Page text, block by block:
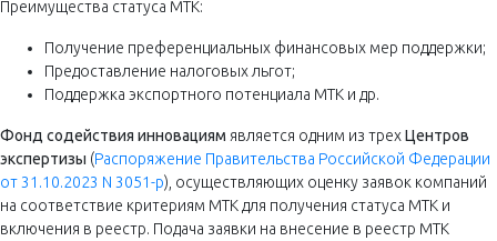
Преимущества статуса МТК:
Получение преференциальных финансовых мер поддержки;
Предоставление налоговых льгот;
Поддержка экспортного потенциала МТК и др.
Фонд содействия инновациям является одним из трехЦентров
экспертизы (Распоряжение Правительства Российской Федерации
от 31.10.2023 N 3051-р), осуществляющих оценку заявок компаний
на соответствие критериям МТК для получения статуса МТК и
включения в реестр. Подача заявки на внесение в реестр МТК